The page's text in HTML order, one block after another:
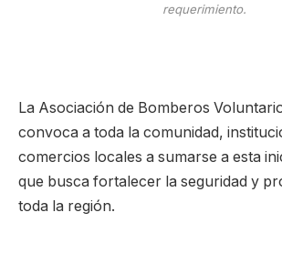
requerimiento.
La Asociación de Bomberos
convoca a toda la comunidad,
comercios locales a sumarse a esta
que busca fortalecer la seguridad y
toda la región.